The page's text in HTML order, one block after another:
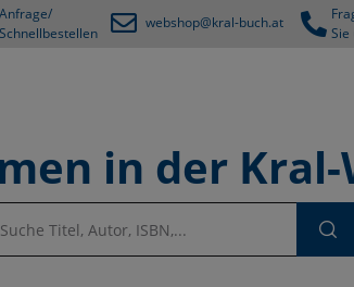
Anfrage/
Schnellbestellen
webshop@kral-buch.at
Sie
in der Kral-